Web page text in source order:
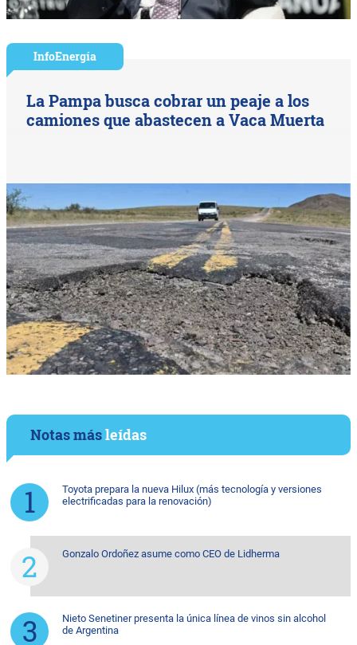
InfoEnergía
La Pampa busca cobrar un peaje a los
camiones que abastecen a Vaca Muerta
Notas másleídas
Toyota prepara la nueva Hilux (más tecnología y versiones
electrificadas para la renovación)
Gonzalo Ordoñez asume como CEO de Lidherma
Nieto Senetiner presenta la única línea de vinos sin alcohol
de Argentina